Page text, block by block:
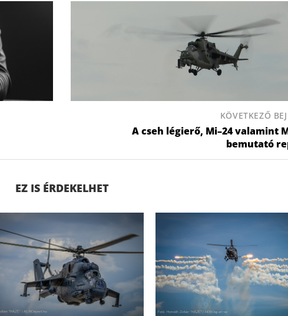
KÖVETKEZŐ
A cseh légierő, Mi–24 valamint
bemutató
EZ IS ÉRDEKELHET